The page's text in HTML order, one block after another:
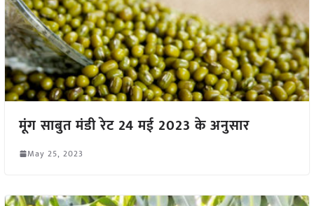
मूंग साबुत मंडी रेट 24 मई 2023 के अनुसार
May 25, 2023